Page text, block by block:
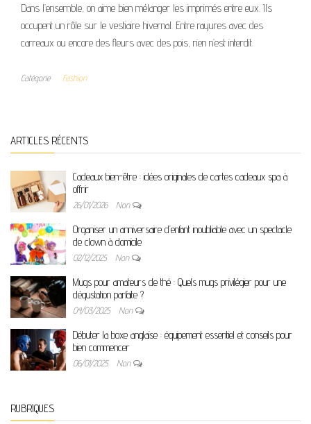
Dans l’ensemble, on aime bien mélanger les imprimés entre eux. Ils
occupent un rôle sur le vestiaire hivernal. Entre rayures avec des
carreaux ou encore des fleurs avec des pois, rien n’est interdit.
Catégorie Fashion
ARTICLES RÉCENTS
Cadeaux bien-être : idées originales de cartes cadeaux spa à
offrir
26/01/2026 Non
Organiser un anniversaire d’enfant inoubliable avec un spectacle
de clown à domicile
02/12/2025 Non
Mugs pour amateurs de thé : Quels mugs privilégier pour une
dégustation parfaite ?
04/03/2025 Non
Débuter la boxe anglaise : équipement essentiel et conseils pour
bien commencer
06/01/2025 Non
RUBRIQUES